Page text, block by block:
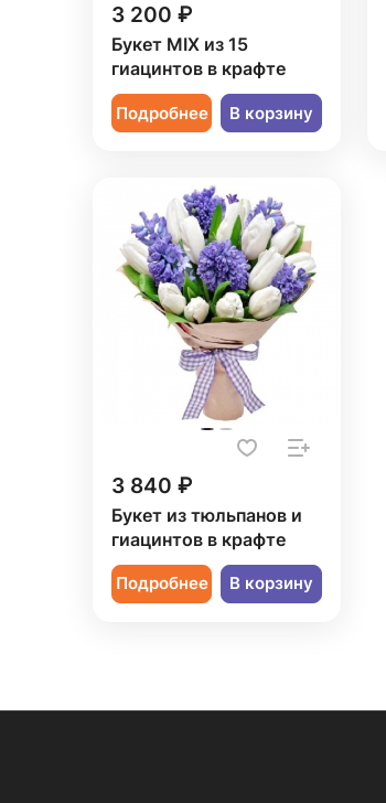
3 200 ₽
Букет MIX из 15
гиацинтов в крафте
Подробнее В корзину
3 840 ₽
Букет из тюльпанов и
гиацинтов в крафте
Подробнее В корзину